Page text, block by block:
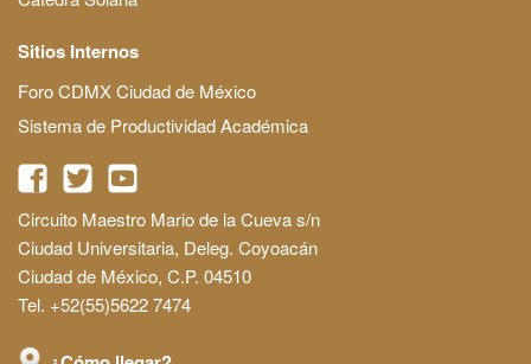
Sitios Internos
Foro CDMX Ciudad de México
Sistema de Productividad Académica
Circuito Maestro Mario de la Cueva s/n
Ciudad Universitaria, Deleg. Coyoacán
Ciudad de México, C.P. 04510
Tel. +52(55)5622 7474